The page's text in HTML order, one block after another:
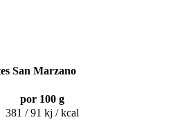
San Marzano
por 100 g
381 / 91 kj / kcal